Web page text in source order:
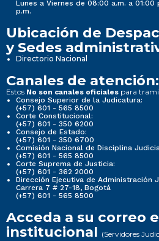
Lunes a Viernes de 08:00 a.m. a
p.m.
Ubicación de
y Sedes
Directorio Nacional
Canales de atención:
Estos No son canales oficiales para
Consejo Superior de la Judicatura:
(+57) 601 - 565 8500
Corte Constitucional:
(+57) 601 - 350 6200
Consejo de Estado:
(+57) 601 - 350 6700
Comisión Nacional de Disciplina
(+57) 601 - 565 8500
Corte Suprema de Justicia:
(+57) 601 - 362 2000
Dirección Ejecutiva de Administración
Carrera 7 # 27-18, Bogotá
(+57) 601 - 565 8500
Acceda a su correo
institucional (Servidores